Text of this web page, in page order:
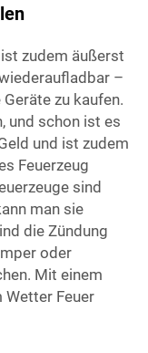
zudem äußerst
–
zu kaufen.
und schon ist es
und ist zudem
Feuerzeug
sind
man sie
die Zündung
oder
Mit einem
Wetter Feuer